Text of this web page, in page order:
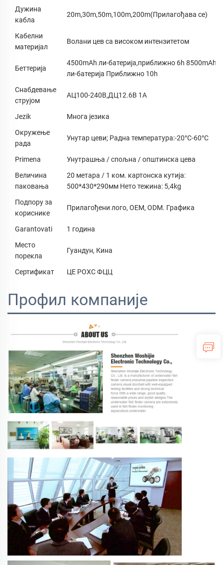
Дужина
кабла
20m,30m,50m,100m,200m(Прилагођава се)
Кабелни
материјал
Волани цев са високом интензитетом
Беттерија
4500mAh ли-батерија,приближно 6h 8500mAh
ли-батерија Приближно 10h
Снабдевање
струјом
АЦ100-240В,ДЦ12.6В 1А
Jezik
Многа језика
Окружење
рада
Унутар цеви; Радна температура:-20°C-60°C
Primena
Унутрашња / спољна / општинска цева
Величина
паковања
20 метара / 1 ком. картонска кутија:
500*430*290мм Нето тежина: 5,4kg
Подпору за
кориснике
Прилагођени лого, OEM, ODM. Графика
Garantovati
1 година
Место
порекла
Гуандун, Кина
Сертификат ЦЕ РОХС ФЦЦ
Профил компаније